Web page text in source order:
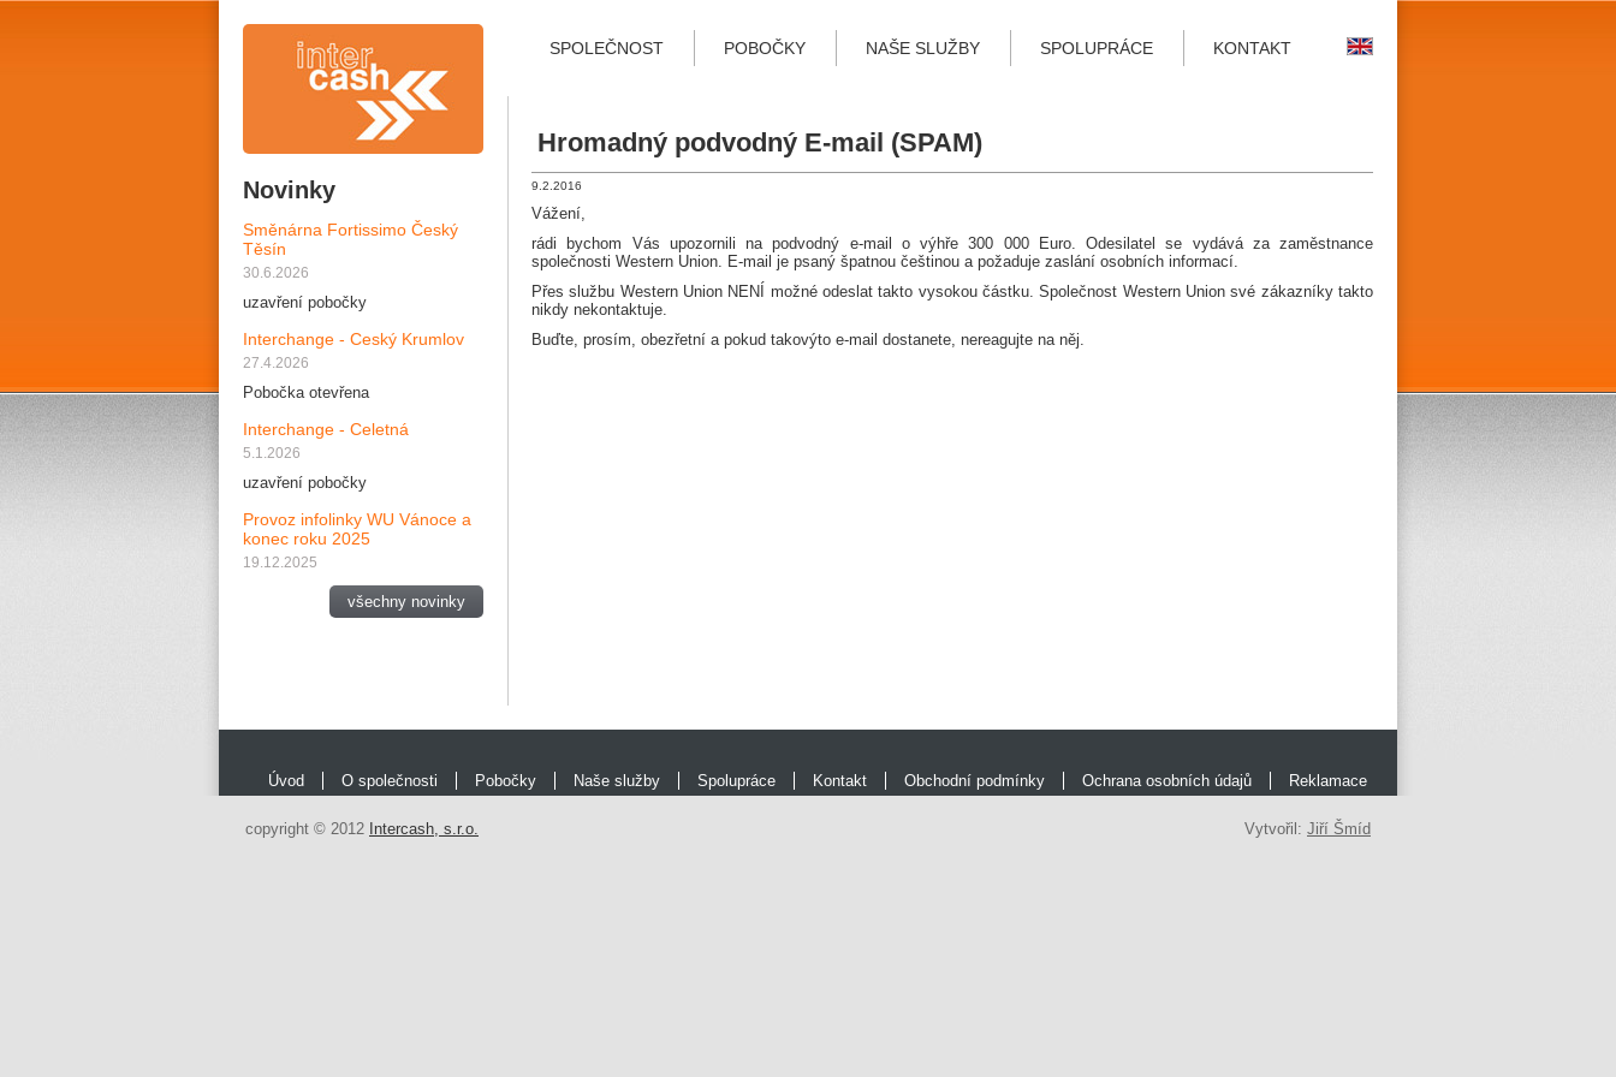
SPOLEČNOST POBOČKY NAŠE SLUŽBY SPOLUPRÁCE KONTAKT
Novinky
Směnárna Fortissimo Český
Těsín
30.6.2026
uzavření pobočky
Interchange - Ceský Krumlov
27.4.2026
Pobočka otevřena
Interchange - Celetná
5.1.2026
uzavření pobočky
Provoz infolinky WU Vánoce a
konec roku 2025
19.12.2025
všechny novinky
Hromadný podvodný E-mail (SPAM)
9.2.2016
Vážení,
rádi bychom Vás upozornili na podvodný e-mail o výhře 300 000 Euro. Odesilatel se vydává za zaměstnance
společnosti Western Union. E-mail je psaný špatnou češtinou a požaduje zaslání osobních informací.
Přes službu Western Union NENÍ možné odeslat takto vysokou částku. Společnost Western Union své zákazníky takto
nikdy nekontaktuje.
Buďte, prosím, obezřetní a pokud takovýto e-mail dostanete, nereagujte na něj.
Úvod O společnosti Pobočky Naše služby Spolupráce Kontakt Obchodní podmínky Ochrana osobních údajů Reklamace
copyright © 2012 Intercash, s.r.o. Vytvořil: Jiří Šmíd